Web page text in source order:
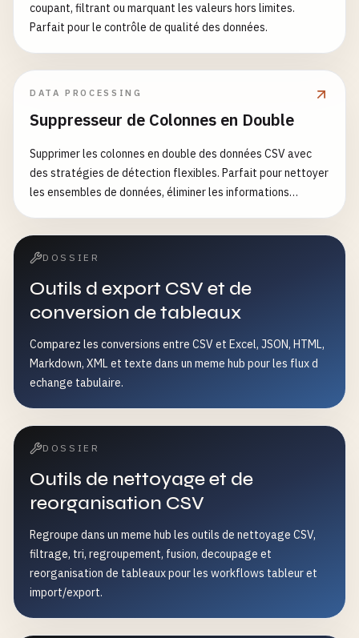
coupant, filtrant ou marquant les valeurs hors limites.
Parfait pour le contrôle de qualité des données.
DATA PROCESSING
Suppresseur de Colonnes en Double
Supprimer les colonnes en double des données CSV avec
des stratégies de détection flexibles. Parfait pour nettoyer
les ensembles de données, éliminer les informations
DOSSIER
Outils d export CSV et de
conversion de tableaux
Comparez les conversions entre CSV et Excel, JSON, HTML,
Markdown, XML et texte dans un meme hub pour les flux d
echange tabulaire.
DOSSIER
Outils de nettoyage et de
reorganisation CSV
Regroupe dans un meme hub les outils de nettoyage CSV,
filtrage, tri, regroupement, fusion, decoupage et
reorganisation de tableaux pour les workflows tableur et
import/export.